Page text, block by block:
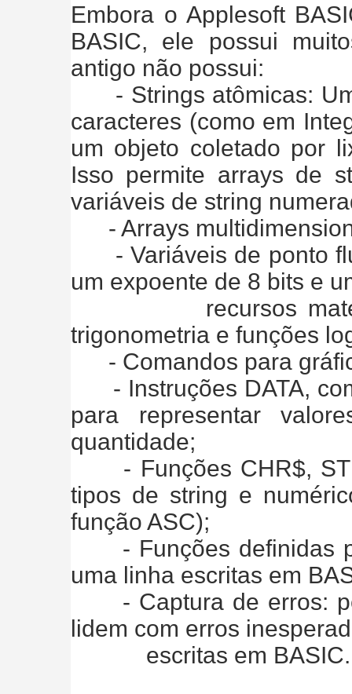
Embora o Applesoft
BASIC, ele possui
antigo não possui:
- Strings atômicas:
caracteres (como em
um objeto coletado por
Isso permite arrays de
variáveis ​​de string
- Arrays
- Variáveis ​​de ponto
um expoente de 8 bits e
recursos
trigonometria e funções
- Comandos para
- Instruções DATA,
para representar
quantidade;
- Funções CHR$,
tipos de string e
função ASC);
- Funções definidas
uma linha escritas em
- Captura de erros:
lidem com erros
escritas em BASIC.